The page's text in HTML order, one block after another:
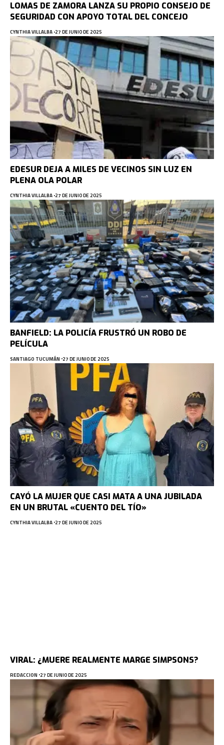
LOMAS DE ZAMORA LANZA SU PROPIO CONSEJO DE
SEGURIDAD CON APOYO TOTAL DEL CONCEJO
CYNTHIA VILLALBA 27 DE JUNIO DE 2025
EDESUR DEJA A MILES DE VECINOS SIN LUZ EN
PLENA OLA POLAR
CYNTHIA VILLALBA 27 DE JUNIO DE 2025
BANFIELD: LA POLICÍA FRUSTRÓ UN ROBO DE
PELÍCULA
SANTIAGO TUCUMÁN 27 DE JUNIO DE 2025
CAYÓ LA MUJER QUE CASI MATA A UNA JUBILADA
EN UN BRUTAL «CUENTO DEL TÍO»
CYNTHIA VILLALBA 27 DE JUNIO DE 2025
VIRAL: ¿MUERE REALMENTE MARGE SIMPSONS?
REDACCION 27 DE JUNIO DE 2025